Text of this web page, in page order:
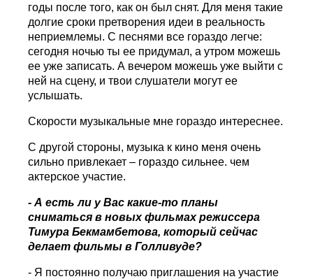
годы после того, как он был снят. Для меня такие
долгие сроки претворения идеи в реальность
неприемлемы. С песнями все гораздо легче:
сегодня ночью ты ее придумал, а утром можешь
ее уже записать. А вечером можешь уже выйти с
ней на сцену, и твои слушатели могут ее
услышать.
Скорости музыкальные мне гораздо интереснее.
С другой стороны, музыка к кино меня очень
сильно привлекает – гораздо сильнее. чем
актерское участие.
- А есть ли у Вас какие-то планы
сниматься в новых фильмах режиссера
Тимура Бекмамбетова, который сейчас
делает фильмы в Голливуде?
- Я постоянно получаю приглашения на участие